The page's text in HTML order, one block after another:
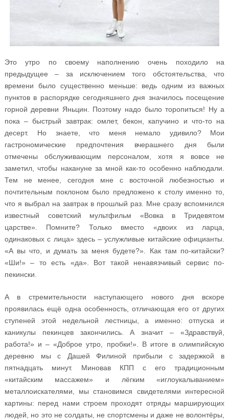
Это утро по своему наполнению очень походило на
предыдущее – за исключением того обстоятельства, что
времени было существенно меньше: ведь одним из важных
пунктов в распорядке сегодняшнего дня значилось посещение
горной деревни Яньцин. Поэтому надо было торопиться! Ну а
пока – быстрый завтрак: омлет, бекон, капучино и что-то на
десерт. Но знаете, что меня немало удивило? Мои
гастрономические предпочтения вчерашнего дня были
отмечены обслуживающим персоналом, хотя я вовсе не
заметил, чтобы накануне за мной как-то особенно наблюдали.
Тем не менее, сегодня мне с восточной любезностью и
почтительным поклоном было предложено к столу именно то,
что я выбрал на завтрак в прошлый раз. Мне сразу вспомнился
известный советский мультфильм «Вовка в Тридевятом
царстве». Помните? Только вместо «двоих из ларца,
одинаковых с лица» здесь – услужливые китайские официанты.
«А вы что, и думать за меня будете?». Как там по-китайски?
«Ши!» – то есть «да». Вот такой ненавязчивый сервис по-
пекински.
А в стремительности наступающего нового дня вскоре
проявилась ещё одна особенность, отличающая его от других
ступеней этой недельной лестницы, а именно: отпуска и
каникулы пекинцев закончились. А значит – «Здравствуй,
работа!» и – «Доброе утро, пробки!». В итоге в олимпийскую
деревню мы с Дашей Филиной прибыли с задержкой в
пятнадцать минут. Миновав КПП с его традиционным
«китайским массажем» и лёгким «иглоукалыванием»
металлоискателями, мы становимся свидетелями интересной
картины: перед нами строем проходят отряды марширующих
людей, но это не солдаты, не спортсмены и даже не волонтёры,